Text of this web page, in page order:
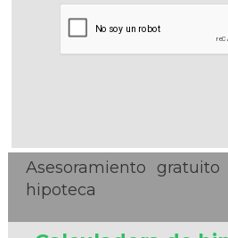
Asesoramiento
hipoteca